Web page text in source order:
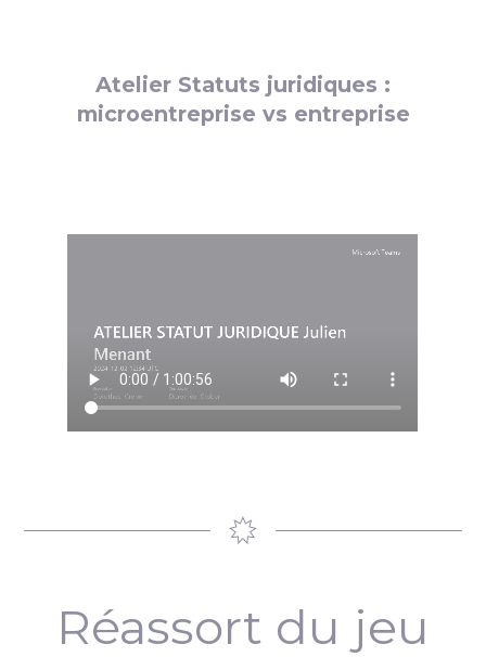
Atelier Statuts juridiques :
microentreprise vs entreprise
Réassort du jeu